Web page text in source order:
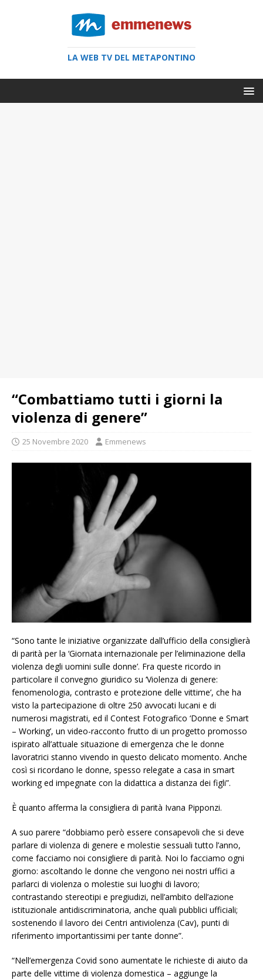
LA WEB TV DEL METAPONTINO
“Combattiamo tutti i giorni la
violenza di genere”
25 Novembre 2020 Emmenews
“Sono tante le iniziative organizzate dall’ufficio della consiglierà
di parità per la ‘Giornata internazionale per l’eliminazione della
violenza degli uomini sulle donne’. Fra queste ricordo in
particolare il convegno giuridico su ‘Violenza di genere:
fenomenologia, contrasto e protezione delle vittime’, che ha
visto la partecipazione di oltre 250 avvocati lucani e di
numerosi magistrati, ed il Contest Fotografico ‘Donne e Smart
– Working’, un video-racconto frutto di un progetto promosso
ispirato all’attuale situazione di emergenza che le donne
lavoratrici stanno vivendo in questo delicato momento. Anche
così si ricordano le donne, spesso relegate a casa in smart
working ed impegnate con la didattica a distanza dei figli”.
È quanto afferma la consigliera di parità Ivana Pipponzi.
A suo parere “dobbiamo però essere consapevoli che si deve
parlare di violenza di genere e molestie sessuali tutto l’anno,
come facciamo noi consigliere di parità. Noi lo facciamo ogni
giorno: ascoltando le donne che vengono nei nostri uffici a
parlarci di violenza o molestie sui luoghi di lavoro;
contrastando stereotipi e pregiudizi, nell’ambito dell’azione
istituzionale antidiscriminatoria, anche quali pubblici ufficiali;
sostenendo il lavoro dei Centri antiviolenza (Cav), punti di
riferimento importantissimi per tante donne”.
“Nell’emergenza Covid sono aumentate le richieste di aiuto da
parte delle vittime di violenza domestica – aggiunge la